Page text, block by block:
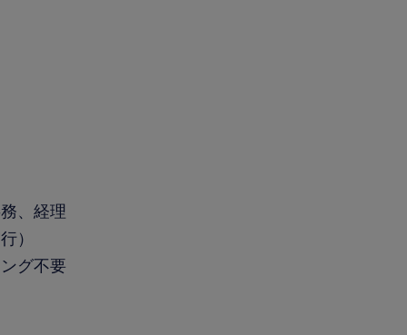
、経理
）
グ不要